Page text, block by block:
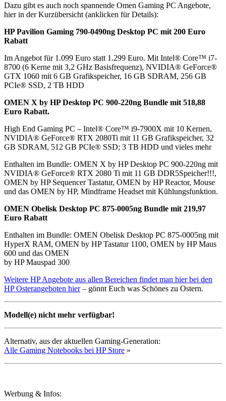
Dazu gibt es auch noch spannende Omen Gaming PC Angebote,
hier in der Kurzübersicht (anklicken für Details):
HP Pavilion Gaming 790-0490ng Desktop PC mit 200 Euro
Rabatt
Im Angebot für 1.099 Euro statt 1.299 Euro. Mit Intel® Core™ i7-
8700 (6 Kerne mit 3,2 GHz Basisfrequenz), NVIDIA® GeForce®
GTX 1060 mit 6 GB Grafikspeicher, 16 GB SDRAM, 256 GB
PCIe® SSD, 2 TB HDD
OMEN X by HP Desktop PC 900-220ng Bundle mit 518,88
Euro Rabatt.
High End Gaming PC – Intel® Core™ i9-7900X mit 10 Kernen,
NVIDIA® GeForce® RTX 2080Ti mit 11 GB Grafikspeicher, 32
GB SDRAM, 512 GB PCIe® SSD; 3 TB HDD und vieles mehr
Enthalten im Bundle: OMEN X by HP Desktop PC 900-220ng mit
NVIDIA® GeForce® RTX 2080 Ti mit 11 GB DDR5Speicher!!!,
OMEN by HP Sequencer Tastatur, OMEN by HP Reactor, Mouse
und das OMEN by HP, Mindframe Headset mit Kühlungsfunktion.
OMEN Obelisk Desktop PC 875-0005ng Bundle mit 219,97
Euro Rabatt
Enthalten im Bundle: OMEN Obelisk Desktop PC 875-0005ng mit
HyperX RAM, OMEN by HP Tastatur 1100, OMEN by HP Maus
600 und das OMEN
by HP Mauspad 300
Weitere HP Angebote aus allen Bereichen findet man hier bei den
HP Osterangeboten hier– gönnt Euch was Schönes zu Ostern.
Modell(e) nicht mehr verfügbar!
Alternativ, aus der aktuellen Gaming-Generation:
Alle Gaming Notebooks bei HP Store »
Werbung & Infos: